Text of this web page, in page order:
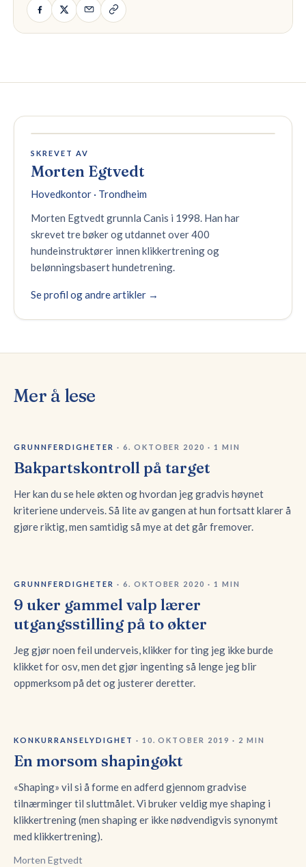
SKREVET AV
Morten Egtvedt
Hovedkontor · Trondheim
Morten Egtvedt grunnla Canis i 1998. Han har
skrevet tre bøker og utdannet over 400
hundeinstruktører innen klikkertrening og
belønningsbasert hundetrening.
Se profil og andre artikler →
Mer å lese
GRUNNFERDIGHETER · 6. OKTOBER 2020 ·1 MIN
Bakpartskontroll på target
Her kan du se hele økten og hvordan jeg gradvis høynet
kriteriene underveis. Så lite av gangen at hun fortsatt klarer å
gjøre riktig, men samtidig så mye at det går fremover.
GRUNNFERDIGHETER · 6. OKTOBER 2020 ·1 MIN
9 uker gammel valp lærer
utgangsstilling på to økter
Jeg gjør noen feil underveis, klikker for ting jeg ikke burde
klikket for osv, men det gjør ingenting så lenge jeg blir
oppmerksom på det og justerer deretter.
KONKURRANSELYDIGHET · 10. OKTOBER 2019 · 2 MIN
En morsom shapingøkt
«Shaping» vil si å forme en adferd gjennom gradvise
tilnærminger til sluttmålet. Vi bruker veldig mye shaping i
klikkertrening (men shaping er ikke nødvendigvis synonymt
med klikkertrening).
Morten Egtvedt